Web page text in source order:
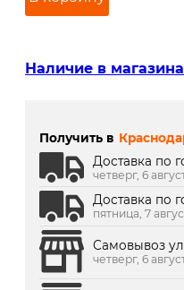
Наличие в
г. Краснодар, ТК
Получить в
Доставка по
четверг, 6
Доставка по
пятница, 7
Самовывоз
четверг, 6